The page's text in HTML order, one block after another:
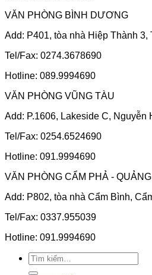
VĂN PHÒNG BÌNH DƯƠNG
Add: P401, tòa nhà Hiệp Thành 3,
Tel/Fax: 0274.3678690
Hotline: 089.9994690
VĂN PHÒNG VŨNG TÀU
Add: P.1606, Lakeside C, Nguyễn
Tel/Fax: 0254.6524690
Hotline: 091.9994690
VĂN PHÒNG CẨM PHẢ -
Add: P802, tòa nhà Cẩm Bình,
Tel/Fax: 0337.955039
Hotline: 091.9994690
Tìm
kiếm: